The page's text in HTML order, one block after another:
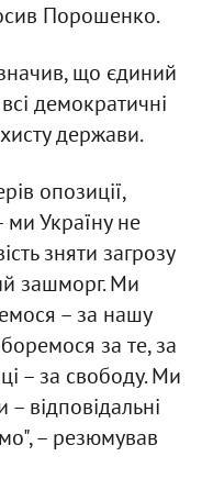
Порошенко.
що єдиний
демократичні
держави.
опозиції,
ми Україну не
зняти загрозу
зашморг. Ми
– за нашу
за те, за
– за свободу. Ми
відповідальні
– резюмував